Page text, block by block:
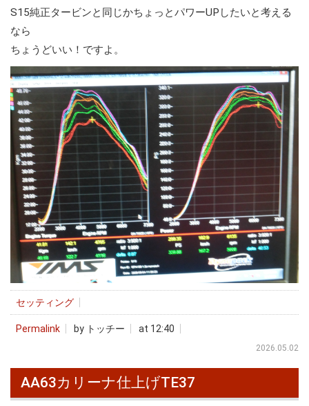
S15純正タービンと同じかちょっとパワーUPしたいと考える
なら
ちょうどいい！ですよ。
セッティング
Permalink by トッチー at 12:40
2026.05.02
AA63カリーナ仕上げTE37